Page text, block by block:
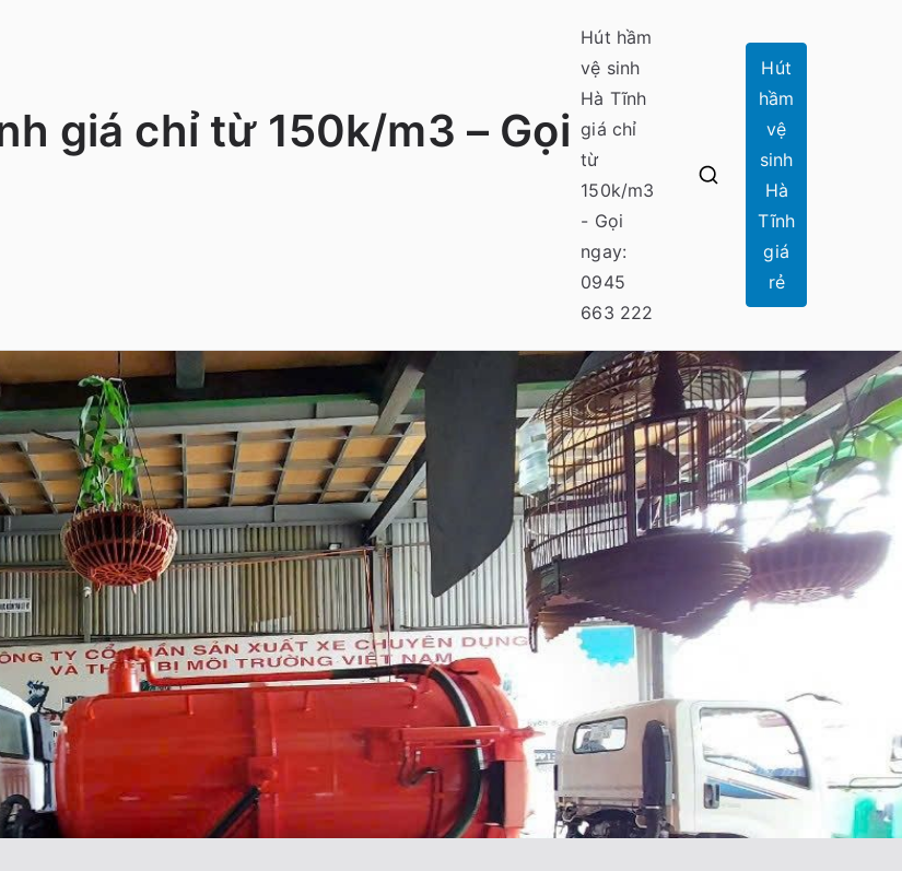
giá chỉ từ 150k/m3 – Gọi
Hút hầm
vệ sinh
Hà Tĩnh
giá chỉ
từ
150k/m3
- Gọi
ngay:
0945
663 222
Hút
hầm
vệ
sinh
Hà
Tĩnh
giá
rẻ